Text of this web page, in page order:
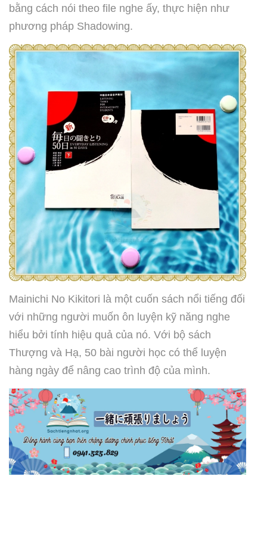
bằng cách nói theo file nghe ấy, thực hiện như
phương pháp Shadowing.
Mainichi No Kikitori là một cuốn sách nổi tiếng đối
với những người muốn ôn luyện kỹ năng nghe
hiểu bởi tính hiệu quả của nó. Với bộ sách
Thượng và Hạ, 50 bài người học có thể luyện
hàng ngày để nâng cao trình độ của mình.